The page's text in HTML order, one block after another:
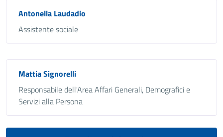
Antonella Laudadio
Assistente sociale
Mattia Signorelli
Responsabile dell'Area Affari Generali, Demografici e
Servizi alla Persona